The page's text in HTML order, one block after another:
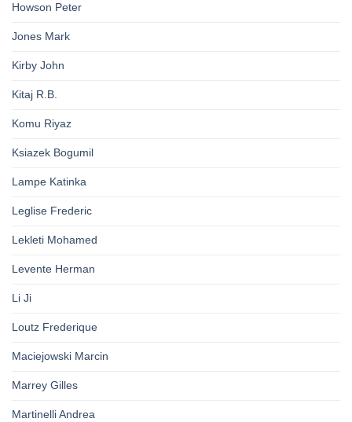
Howson Peter
Jones Mark
Kirby John
Kitaj R.B.
Komu Riyaz
Ksiazek Bogumil
Lampe Katinka
Leglise Frederic
Lekleti Mohamed
Levente Herman
Li Ji
Loutz Frederique
Maciejowski Marcin
Marrey Gilles
Martinelli Andrea